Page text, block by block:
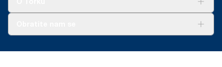
+385 913 900 004